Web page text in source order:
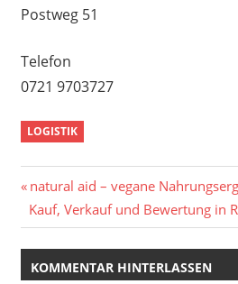
Postweg 51
Telefon
0721 9703727
LOGISTIK
Vorheriger
Beitrag:
natural aid – vegane
Nächster
Beitrag:
Kauf, Verkauf und Bewertung in
KOMMENTAR HINTERLASSEN